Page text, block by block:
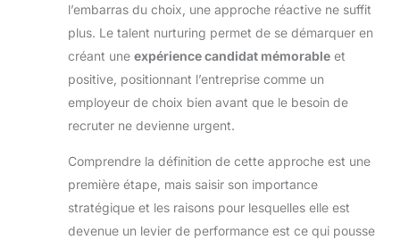
l’embarras du choix, une approche réactive ne suffit
plus. Le talent nurturing permet de se démarquer en
créant une expérience candidat mémorable et
positive, positionnant l’entreprise comme un
employeur de choix bien avant que le besoin de
recruter ne devienne urgent.
Comprendre la définition de cette approche est une
première étape, mais saisir son importance
stratégique et les raisons pour lesquelles elle est
devenue un levier de performance est ce qui pousse